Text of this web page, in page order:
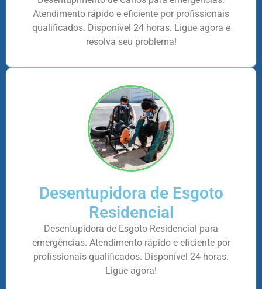
Atendimento rápido e eficiente por profissionais
qualificados. Disponível 24 horas. Ligue agora e
resolva seu problema!
Desentupidora de Esgoto
Residencial
Desentupidora de Esgoto Residencial para
emergências. Atendimento rápido e eficiente por
profissionais qualificados. Disponível 24 horas.
Ligue agora!